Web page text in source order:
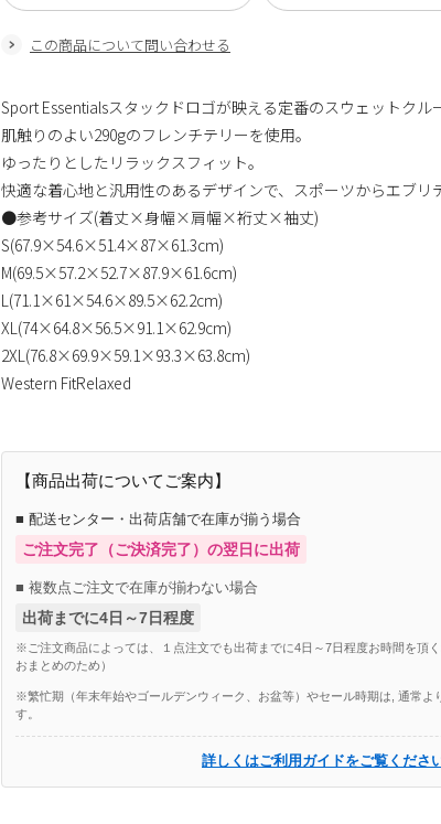
この商品について問い合わせる
Sport Essentialsスタックドロゴが映える定番のスウェットクル
肌触りのよい290gのフレンチテリーを使用。
ゆったりとしたリラックスフィット。
快適な着心地と汎用性のあるデザインで、スポーツからエブリ
●参考サイズ(着丈×身幅×肩幅×裄丈×袖丈)
S(67.9×54.6×51.4×87×61.3cm)
M(69.5×57.2×52.7×87.9×61.6cm)
L(71.1×61×54.6×89.5×62.2cm)
XL(74×64.8×56.5×91.1×62.9cm)
2XL(76.8×69.9×59.1×93.3×63.8cm)
Western FitRelaxed
【商品出荷についてご案内】
■ 配送センター・出荷店舗で在庫が揃う場合
ご注文完了（ご決済完了）の翌日に出荷
■ 複数点ご注文で在庫が揃わない場合
出荷までに4日～7日程度
※ご注文商品によっては、１点注文でも出荷までに4日～7日程度お時間を頂
おまとめのため）
※繁忙期（年末年始やゴールデンウィーク、お盆等）やセール時期は, 通常よ
す。
詳しくはご利用ガイドをご覧くださ